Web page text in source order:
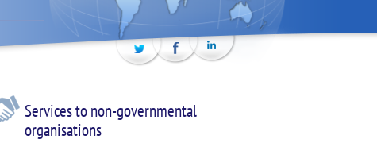
Services to non-governmental
organisations